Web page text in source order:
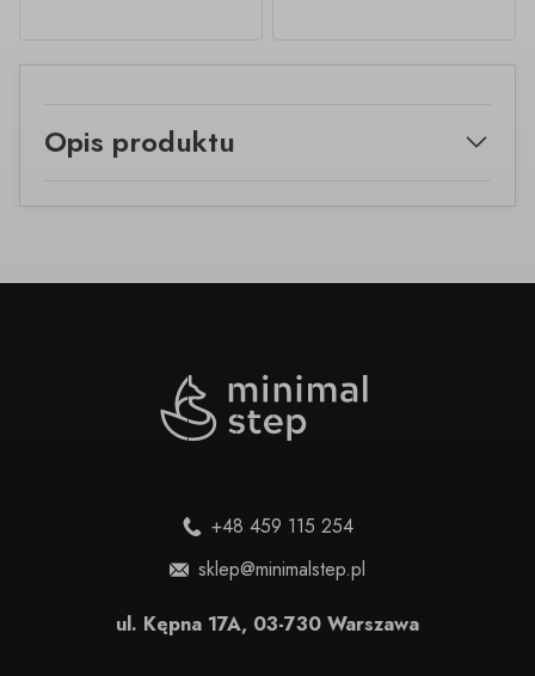
Opis produktu
+48 459 115 254
sklep@minimalstep.pl
ul. Kępna 17A, 03-730 Warszawa